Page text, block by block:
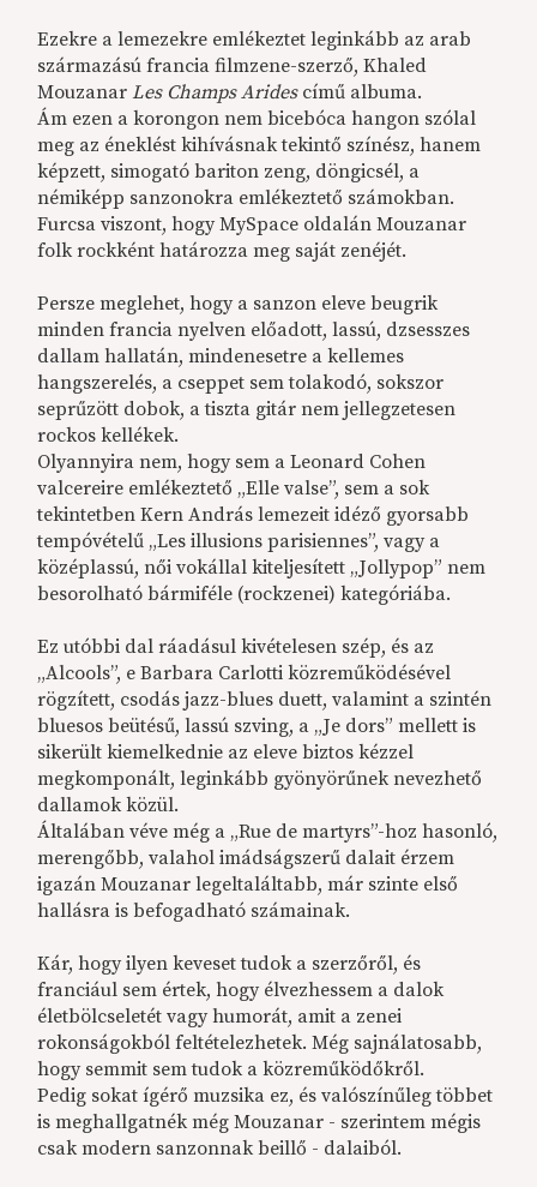
Ezekre a lemezekre emlékeztet leginkább az arab
származású francia filmzene-szerző, Khaled
MouzanarLes Champs Aridescímű albuma.
Ám ezen a korongon nem bicebóca hangon szólal
meg az éneklést kihívásnak tekintő színész, hanem
képzett, simogató bariton zeng, döngicsél, a
némiképp sanzonokra emlékeztető számokban.
Furcsa viszont, hogy MySpace oldalán Mouzanar
folk rockként határozza meg saját zenéjét.
Persze meglehet, hogy a sanzon eleve beugrik
minden francia nyelven előadott, lassú, dzsesszes
dallam hallatán, mindenesetre a kellemes
hangszerelés, a cseppet sem tolakodó, sokszor
seprűzött dobok, a tiszta gitár nem jellegzetesen
rockos kellékek.
Olyannyira nem, hogy sem a Leonard Cohen
valcereire emlékeztető „Elle valse”, sem a sok
tekintetben Kern András lemezeit idéző gyorsabb
tempóvételű „Les illusions parisiennes”, vagy a
középlassú, női vokállal kiteljesített „Jollypop” nem
besorolható bármiféle (rockzenei) kategóriába.
Ez utóbbi dal ráadásul kivételesen szép, és az
„Alcools”, e Barbara Carlotti közreműködésével
rögzített, csodás jazz-blues duett, valamint a szintén
bluesos beütésű, lassú szving, a „Je dors” mellett is
sikerült kiemelkednie az eleve biztos kézzel
megkomponált, leginkább gyönyörűnek nevezhető
dallamok közül.
Általában véve még a „Rue de martyrs”-hoz hasonló,
merengőbb, valahol imádságszerű dalait érzem
igazán Mouzanar legeltaláltabb, már szinte első
hallásra is befogadható számainak.
Kár, hogy ilyen keveset tudok a szerzőről, és
franciául sem értek, hogy élvezhessem a dalok
életbölcseletét vagy humorát, amit a zenei
rokonságokból feltételezhetek. Még sajnálatosabb,
hogy semmit sem tudok a közreműködőkről.
Pedig sokat ígérő muzsika ez, és valószínűleg többet
is meghallgatnék még Mouzanar - szerintem mégis
csak modern sanzonnak beillő - dalaiból.